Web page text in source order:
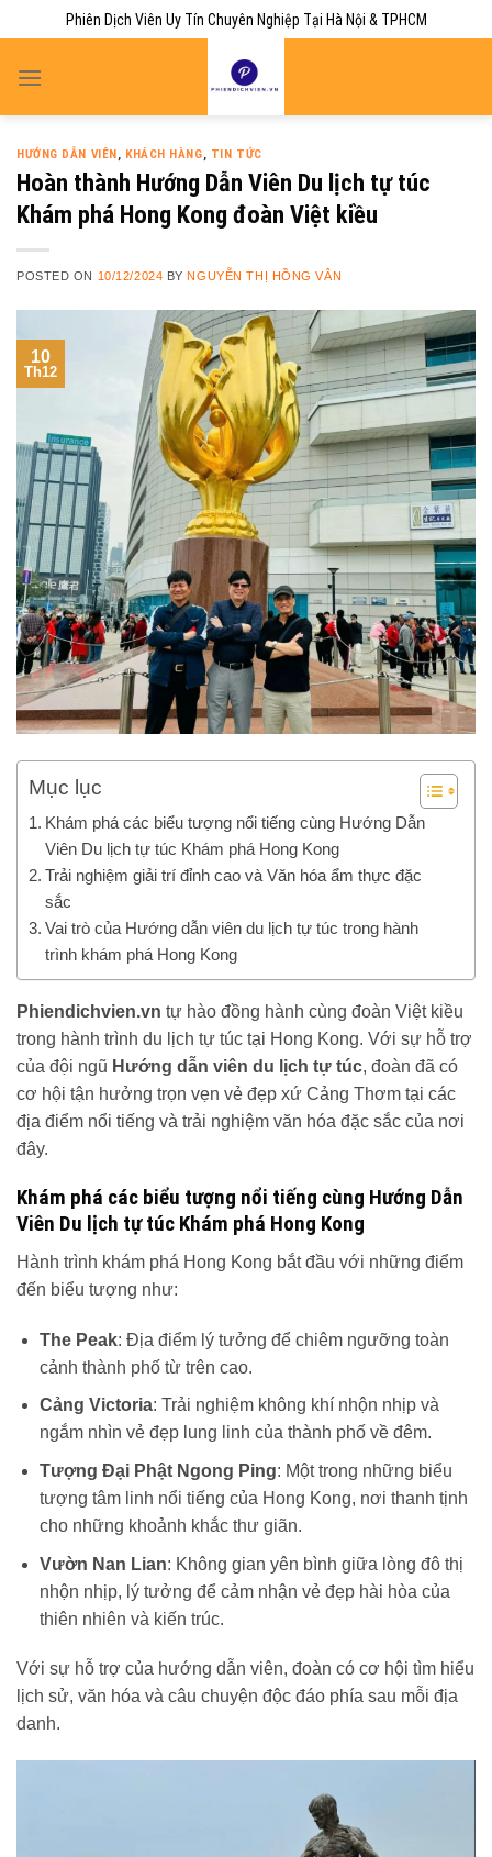
to
content
Phiên Dịch Viên Uy Tín Chuyên Nghiệp Tại Hà Nội & TPHCM
HƯỚNG DẪN VIÊN, KHÁCH HÀNG, TIN TỨC
Hoàn thành Hướng Dẫn Viên Du lịch tự túc
Khám phá Hong Kong đoàn Việt kiều
POSTED ON 10/12/2024 BYNGUYỄN THỊ HỒNG VÂN
10
Th12
Mục lục
Khám phá các biểu tượng nổi tiếng cùng Hướng Dẫn
Viên Du lịch tự túc Khám phá Hong Kong
Trải nghiệm giải trí đỉnh cao và Văn hóa ẩm thực đặc
sắc
Vai trò của Hướng dẫn viên du lịch tự túc trong hành
trình khám phá Hong Kong
Phiendichvien.vn tự hào đồng hành cùng đoàn Việt kiều
trong hành trình du lịch tự túc tại Hong Kong. Với sự hỗ trợ
của đội ngũ Hướng dẫn viên du lịch tự túc, đoàn đã có
cơ hội tận hưởng trọn vẹn vẻ đẹp xứ Cảng Thơm tại các
địa điểm nổi tiếng và trải nghiệm văn hóa đặc sắc của nơi
đây.
Khám phá các biểu tượng nổi tiếng cùng Hướng Dẫn
Viên Du lịch tự túc Khám phá Hong Kong
Hành trình khám phá Hong Kong bắt đầu với những điểm
đến biểu tượng như:
The Peak: Địa điểm lý tưởng để chiêm ngưỡng toàn
cảnh thành phố từ trên cao.
Cảng Victoria: Trải nghiệm không khí nhộn nhịp và
ngắm nhìn vẻ đẹp lung linh của thành phố về đêm.
Tượng Đại Phật Ngong Ping: Một trong những biểu
tượng tâm linh nổi tiếng của Hong Kong, nơi thanh tịnh
cho những khoảnh khắc thư giãn.
Vườn Nan Lian: Không gian yên bình giữa lòng đô thị
nhộn nhịp, lý tưởng để cảm nhận vẻ đẹp hài hòa của
thiên nhiên và kiến trúc.
Với sự hỗ trợ của hướng dẫn viên, đoàn có cơ hội tìm hiểu
lịch sử, văn hóa và câu chuyện độc đáo phía sau mỗi địa
danh.